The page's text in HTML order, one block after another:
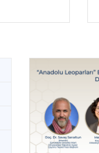
Tercih
ilgili fakülte
edecek.